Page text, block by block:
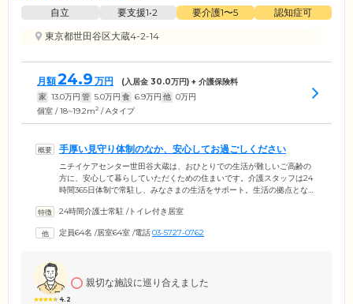
自立 要支援1•2 要介護1〜5
認知症可
東京都世田谷区大蔵4-2-14
月額24.9 万円 (入居金 30.0万円) + 介護保険料
家 13.0万円 管 5.0万円 食 6.9万円 他 0万円
個室 / 18~19.2m2 / Aタイプ
手厚い見守り体制のなか、安心してお過ごしください
ニチイケアセンター世田谷大蔵は、おひとりでの生活が難しいご高齢の
方に、安心して暮らしていただくための住まいです。介護スタッフは24
時間365日体制で常駐し、みなさまの生活をサポート。生活の拠点となる
を完備しており、ご自分のペースでゆっくりとお使いいただけます。お
かのご入居者様とコミュニケーションを楽しみながら食べることで、食
24時間介護士常駐 /トイレ付き居室
定員64名 /居室64室 /電話03-5727-0762
4.2
親切な施設に巡り合えました